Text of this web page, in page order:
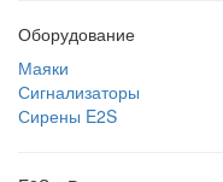
Оборудование
Маяки
Сигнализаторы
Сирены E2S